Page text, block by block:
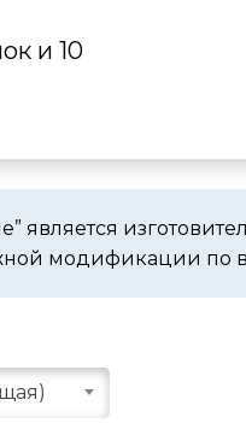
и 10
является
модификации по